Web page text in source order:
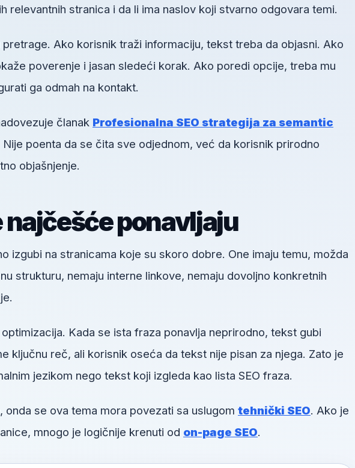
relevantnih stranica i da li ima naslov koji stvarno odgovara temi.
Ako korisnik traži informaciju, tekst treba da objasni. Ako
poverenje i jasan sledeći korak. Ako poredi opcije, treba mu
ga odmah na kontakt.
članak Profesionalna SEO strategija za semantic
Nije poenta da se čita sve odjednom, već da korisnik prirodno
objašnjenje.
najčešće ponavljaju
izgubi na stranicama koje su skoro dobre. One imaju temu, možda
strukturu, nemaju interne linkove, nemaju dovoljno konkretnih
Kada se ista fraza ponavlja neprirodno, tekst gubi
ključnu reč, ali korisnik oseća da tekst nije pisan za njega. Zato je
jezikom nego tekst koji izgleda kao lista SEO fraza.
se ova tema mora povezati sa uslugom tehnički SEO. Ako je
mnogo je logičnije krenuti od on-page SEO.